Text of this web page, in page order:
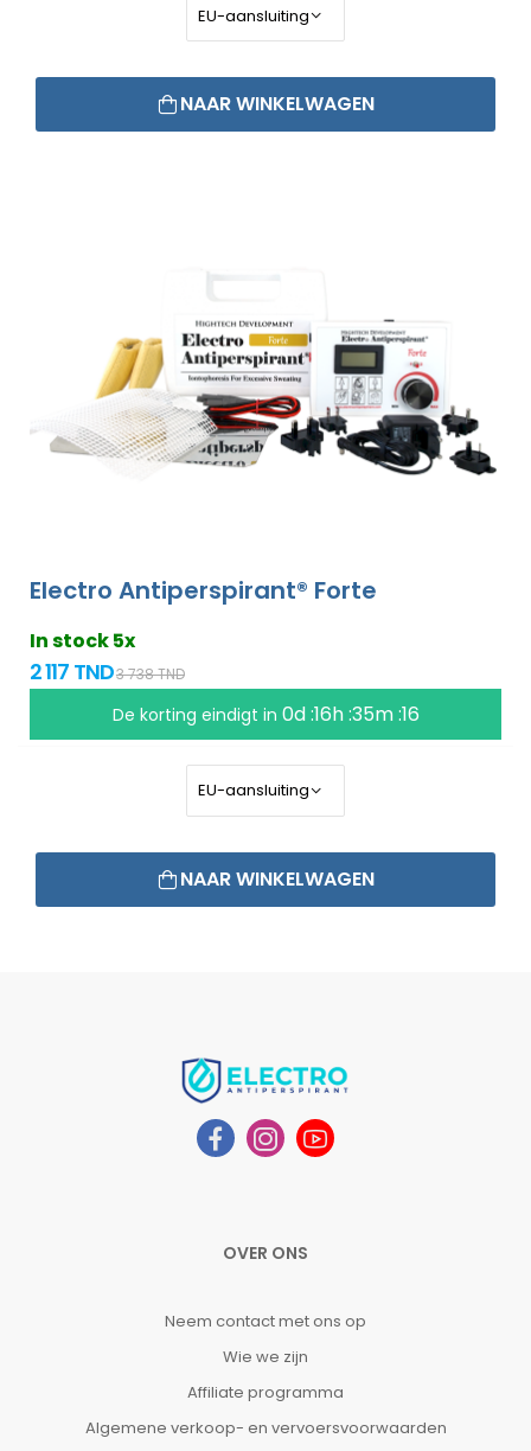
NAAR WINKELWAGEN
Electro Antiperspirant® Forte
In stock 5x
2 117 TND3 738 TND
De korting eindigt in 0d :16h :35m :15
NAAR WINKELWAGEN
OVER ONS
Neem contact met ons op
Wie we zijn
Affiliate programma
Algemene verkoop- en vervoersvoorwaarden